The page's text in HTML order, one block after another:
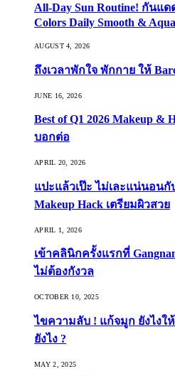
All-Day Sun Routine! กันแด
Colors Daily Smooth &
AUGUST 4, 2026
ถึงเวลาพักใจ พักกาย ให้
JUNE 16, 2026
Best of Q1 2026 Makeup
บอกต่อ
APRIL 20, 2026
แปะแล้วเป๊ะ ไม่เละแน่นอน
Makeup Hack เตรียมผิวสวย
APRIL 1, 2026
เข้าคลินิกครั้งแรกที่
ไม่ต้องกังวล
OCTOBER 10, 2025
ไขความลับ ! แก้จมูก ยังไงใ
ยังไง ?
MAY 2, 2025